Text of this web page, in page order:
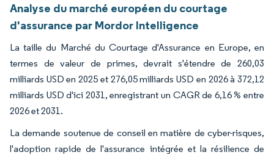
Analyse du marché européen du courtage
d'assurance par Mordor Intelligence
La taille du Marché du Courtage d'Assurance en Europe, en
termes de valeur de primes, devrait s'étendre de 260,03
milliards USD en 2025 et 276,05 milliards USD en 2026 à 372,12
milliards USD d'ici 2031, enregistrant un CAGR de 6,16 % entre
2026 et 2031.
La demande soutenue de conseil en matière de cyber-risques,
l'adoption rapide de l'assurance intégrée et la résilience de